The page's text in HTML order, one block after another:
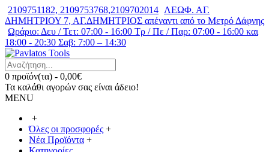
2109751182, 2109753768,2109702014 ΛΕΩΦ. ΑΓ.
ΔΗΜΗΤΡΙΟΥ 7, ΑΓ.ΔΗΜΗΤΡΙΟΣ απέναντι από το Μετρό Δάφνης
Ωράριο: Δευ / Τετ: 07:00 - 16:00 Τρ / Πε / Παρ: 07:00 - 16:00 και
18:00 - 20:30 Σαβ: 7:00 – 14:30
0 προϊόν(τα) - 0,00€
Τα καλάθι αγορών σας είναι άδειο!
MENU
+
Όλες οι προσφορές +
Νέα Προϊόντα +